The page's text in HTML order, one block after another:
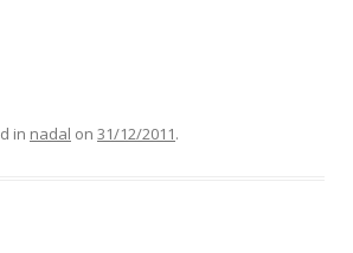
in nadal on 31/12/2011.